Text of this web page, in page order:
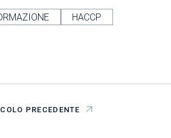
HACCP
PRECEDENTE